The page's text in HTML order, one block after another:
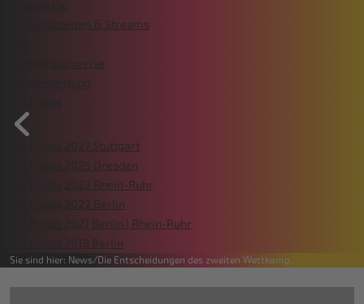
TV Sendezeiten & Streams
Verkehrshinweise
Länderwertung
Die Finals 2027 Stuttgart
Die Finals 2025 Dresden
Die Finals 2023 Rhein-Ruhr
Die Finals 2022 Berlin
Die Finals 2021 Berlin | Rhein-Ruhr
Die Finals 2019 Berlin
Sie sind hier: News Die Entscheidungen des zweiten Wettkamp…